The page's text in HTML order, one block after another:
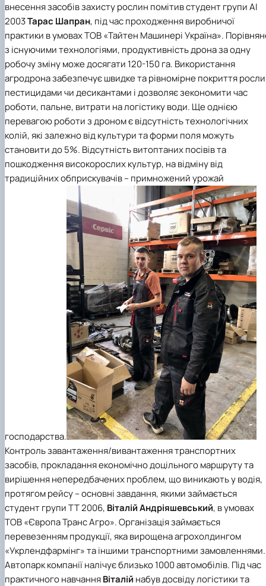
внесення засобів захисту рослин помітив студент групи АІ
2003Тарас Шапран, під час проходження виробничої
практики в умовах ТОВ «Тайтен Машинері Україна».
з існуючими технологіями, продуктивність дрона за одну
робочу зміну може досягати 120-150 га. Використання
агродрона забезпечує швидке та рівномірне покриття
пестицидами чи десикантами і дозволяє зекономити час
роботи, пальне, витрати на логістику води. Ще однією
перевагою роботи з дроном є відсутність технологічних
колій, які залежно від культури та форми поля можуть
становити до 5%. Відсутність витоптаних посівів та
пошкодження високорослих культур, на відміну від
традиційних обприскувачів – примножений урожай
господарства.
Контроль завантаження/вивантаження транспортних
засобів, прокладання економічно доцільного маршруту та
вирішення непередбачених проблем, що виникають у водія,
протягом рейсу – основні завдання, якими займається
студент групи ТТ 2006, Віталій Андріяшевський, в умовах
ТОВ «Європа Транс Агро». Організація займається
перевезенням продукції, яка вирощена агрохолдингом
«Укрлендфармінг» та іншими транспортними замовленнями.
Автопарк компанії налічує близько 1000 автомобілів. Під час
практичного навчанняВіталій набув досвіду логістики та